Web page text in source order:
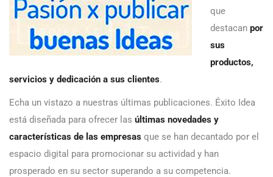
que
destacan por
sus
productos,
servicios y dedicación a sus clientes.
Echa un vistazo a nuestras últimas publicaciones. Éxito Idea
está diseñada para ofrecer las últimas novedades y
características de las empresas que se han decantado por el
espacio digital para promocionar su actividad y han
prosperado en su sector superando a su competencia.